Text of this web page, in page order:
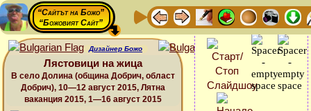
“Сайтът на Божо”
“Божовият Сайт”
Дизайнер Божо
Лястовици на жица
В село Долина (община Добрич, област
Добрич), 10—12 август 2015, Лятна
ваканция 2015, 1—16 август 2015